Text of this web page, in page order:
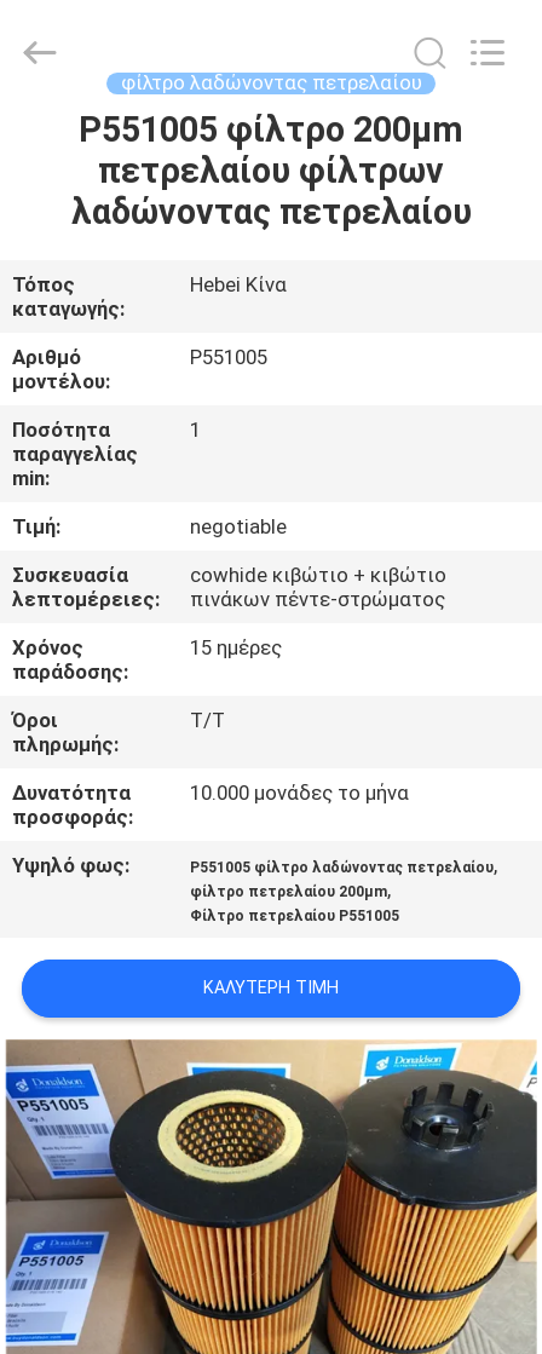
ΣΠΊΤΙ
ΠΡΟΪΌΝΤΑ
ΒΊΝΤΕΟ
ΠΕΡΊΠΟΥ
ΕΜΕΊΣ
ΓΎΡΟΣ
ΕΡΓΟΣΤΑΣΊΩΝ
ΠΟΙΟΤΙΚΌΣ
ΈΛΕΓΧΟΣ
ΜΑΣ
ΕΛΆΤΕ
ΣΕ
ΕΠΑΦΉ
ΜΕ
ΕΙΔΉΣΕΙΣ
ΠΕΡΙΠΤΏΣΕΙΣ
SITEMAP
PRIVACY
POLICY
Rights
φίλτρο λαδώνοντας πετρελαίου
P551005 φίλτρο 200μm
πετρελαίου φίλτρων
λαδώνοντας πετρελαίου
Τόπος
καταγωγής:
Hebei Κίνα
Αριθμό
μοντέλου:
P551005
Ποσότητα
παραγγελίας
min:
1
Τιμή:
negotiable
Συσκευασία
λεπτομέρειες:
cowhide κιβώτιο + κιβώτιο
πινάκων πέντε-στρώματος
Χρόνος
παράδοσης:
15 ημέρες
Όροι
πληρωμής:
T/T
Δυνατότητα
προσφοράς:
10.000 μονάδες το μήνα
Υψηλό φως: P551005 φίλτρο λαδώνοντας πετρελαίου,
φίλτρο πετρελαίου 200μm,
Φίλτρο πετρελαίου P551005
ΚΑΛΎΤΕΡΗ ΤΙΜΉ